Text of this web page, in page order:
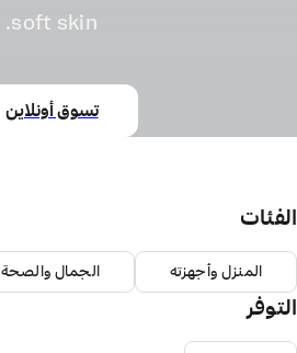
soft skin.
تسوق أونلاين
الفئات
المنزل وأجهزته الجمال والصحة
التوفر